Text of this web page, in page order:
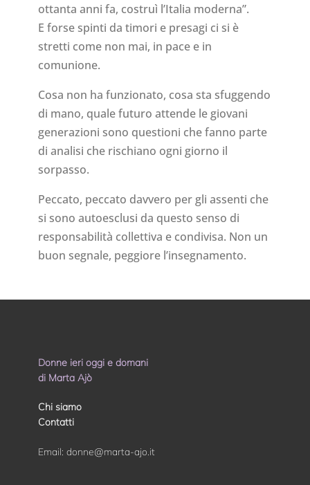
ottanta anni fa, costruì l’Italia moderna”.
E forse spinti da timori e presagi ci si è
stretti come non mai, in pace e in
comunione.
Cosa non ha funzionato, cosa sta sfuggendo
di mano, quale futuro attende le giovani
generazioni sono questioni che fanno parte
di analisi che rischiano ogni giorno il
sorpasso.
Peccato, peccato davvero per gli assenti che
si sono autoesclusi da questo senso di
responsabilità collettiva e condivisa. Non un
buon segnale, peggiore l’insegnamento.
Donne ieri oggi e domani
di Marta Ajò
Chi siamo
Contatti
Email: donne@marta-ajo.it